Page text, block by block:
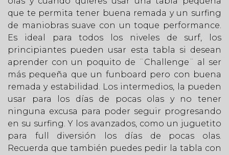
que te permita tener buena remada y un surfing
de maniobras suave con un toque performance.
Es ideal para todos los niveles de surf, los
principiantes pueden usar esta tabla si desean
aprender con un poquito de ¨Challenge¨ al ser
más pequeña que un funboard pero con buena
remada y estabilidad. Los intermedios, la pueden
usar para los días de pocas olas y no tener
ninguna excusa para poder seguir progresando
en su surfing. Y los avanzados, como un juguetito
para full diversión los días de pocas olas.
Recuerda que también puedes pedir la tabla con